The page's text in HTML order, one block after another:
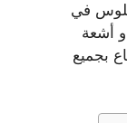
في
و أشعة
بجميع